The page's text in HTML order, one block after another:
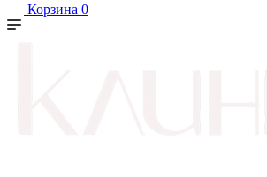
Корзина 0